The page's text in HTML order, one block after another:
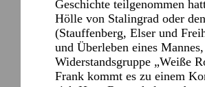
Geschichte teilgenommen
Hölle von Stalingrad oder
(Stauffenberg, Elser und
und Überleben eines
Widerstandsgruppe „Weiße
Frank kommt es zu einem